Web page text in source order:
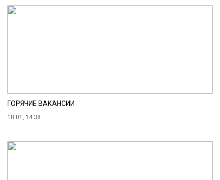
ГОРЯЧИЕ ВАКАНСИИ
18.01, 14:38